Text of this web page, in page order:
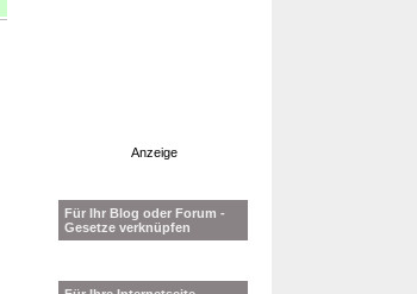
Anzeige
Für Ihr Blog oder Forum -
Gesetze verknüpfen